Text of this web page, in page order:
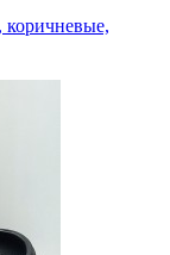
коричневые,